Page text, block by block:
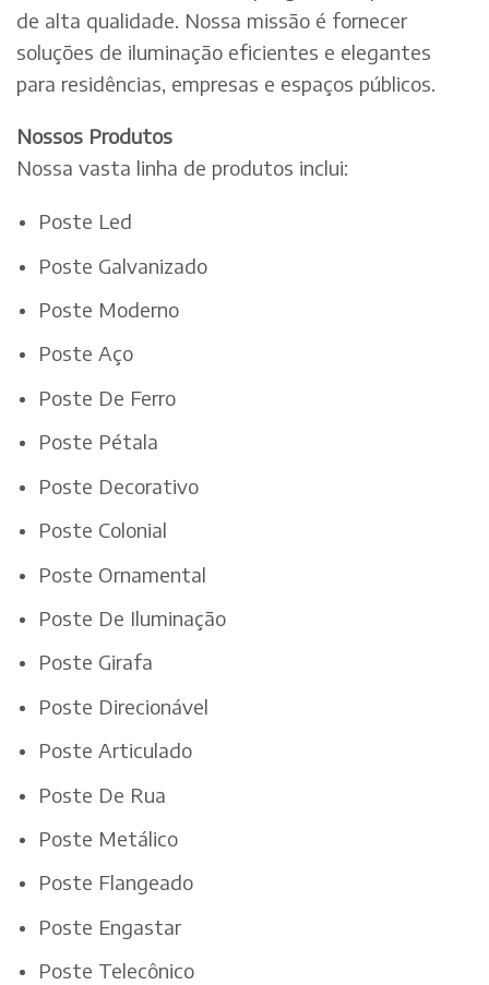
de alta qualidade. Nossa missão é fornecer
soluções de iluminação eficientes e elegantes
para residências, empresas e espaços públicos.
Nossos Produtos
Nossa vasta linha de produtos inclui:
Poste Led
Poste Galvanizado
Poste Moderno
Poste Aço
Poste De Ferro
Poste Pétala
Poste Decorativo
Poste Colonial
Poste Ornamental
Poste De Iluminação
Poste Girafa
Poste Direcionável
Poste Articulado
Poste De Rua
Poste Metálico
Poste Flangeado
Poste Engastar
Poste Telecônico